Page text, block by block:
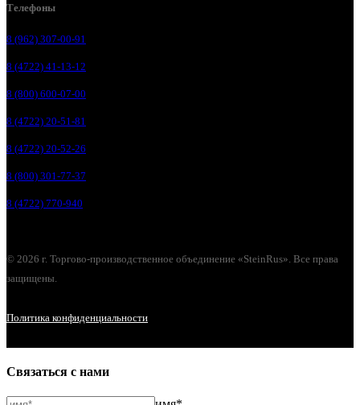
Телефоны
8 (962) 307-00-91
8 (4722) 41-13-12
8 (800) 600-07-00
8 (4722) 20-51-81
8 (4722) 20-52-26
8 (800) 301-77-37
8 (4722) 770-940
© 2026 г. Торгово-производственное объединение «SteinRus». Все права
защищены.
Политика конфиденциальности
Связаться с нами